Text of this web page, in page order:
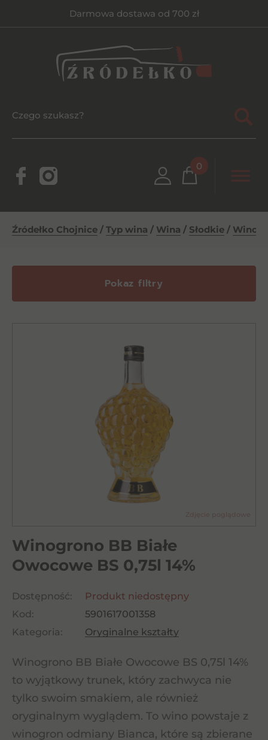
Darmowa dostawa od 700 zł
0
Źródełko Chojnice / Typ wina / Wina / Słodkie /
Pokaz filtry
Winogrono BB Białe
Owocowe BS 0,75l 14%
Dostępność:
Produkt niedostępny
Kod:
5901617001358
Kategoria:
Oryginalne kształty
Winogrono BB Białe Owocowe BS 0,75l 14%
to wyjątkowy trunek, który zachwyca nie
tylko swoim smakiem, ale również
oryginalnym wyglądem. To wino powstaje z
winogron odmiany Bianca, które są zbierane